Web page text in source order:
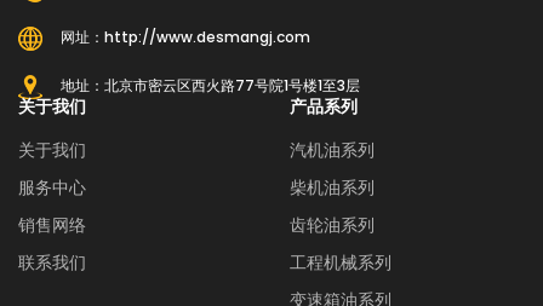
网址：http://www.desmangj.com
地址：北京市密云区西火路77号院1号楼1至3层
关于我们
关于我们
服务中心
销售网络
联系我们
产品系列
汽机油系列
柴机油系列
齿轮油系列
工程机械系列
变速箱油系列